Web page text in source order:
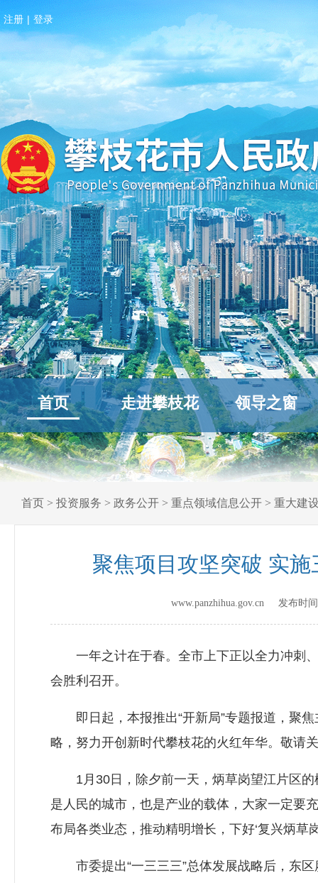
注册 | 登录
首页 走进攀枝花 领导之窗
首页 > 投资服务 > 政务公开 > 重点领域信息公开 > 重大建
聚焦项目攻坚突破 实
www.panzhihua.gov.cn 发布时
一年之计在于春。全市上下正以全力冲刺、
会胜利召开。
即日起，本报推出“开新局”专题报道，聚焦
略，努力开创新时代攀枝花的火红年华。敬请
1月30日，除夕前一天，炳草岗望江片区的
是人民的城市，也是产业的载体，大家一定要
布局各类业态，推动精明增长，下好‘复兴炳草
市委提出“一三三三”总体发展战略后，东区